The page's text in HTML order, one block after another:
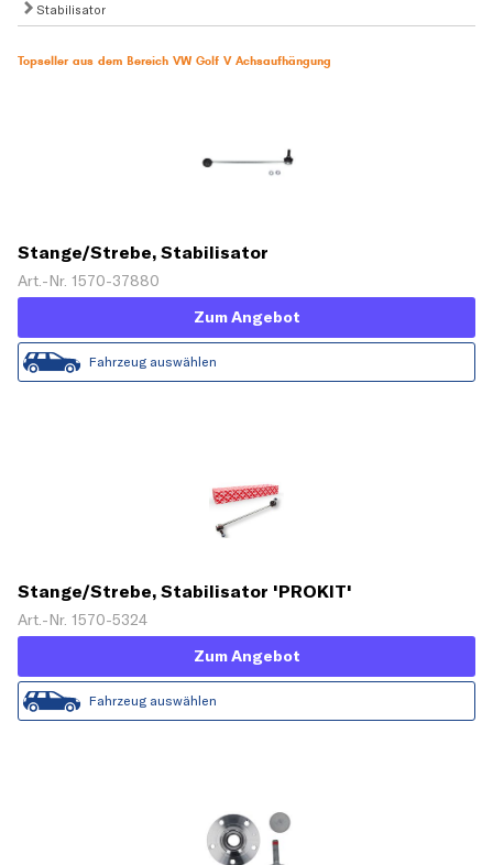
Stabilisator
Topseller aus dem Bereich VW Golf V Achsaufhängung
Stange/Strebe, Stabilisator
Art.-Nr. 1570-37880
Zum Angebot
Fahrzeug auswählen
Stange/Strebe, Stabilisator 'PROKIT'
Art.-Nr. 1570-5324
Zum Angebot
Fahrzeug auswählen